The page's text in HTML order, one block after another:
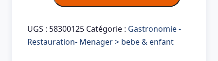
Boîte
en
UGS : 58300125 Catégorie : Gastronomie -
Restauration- Menager > bebe & enfant